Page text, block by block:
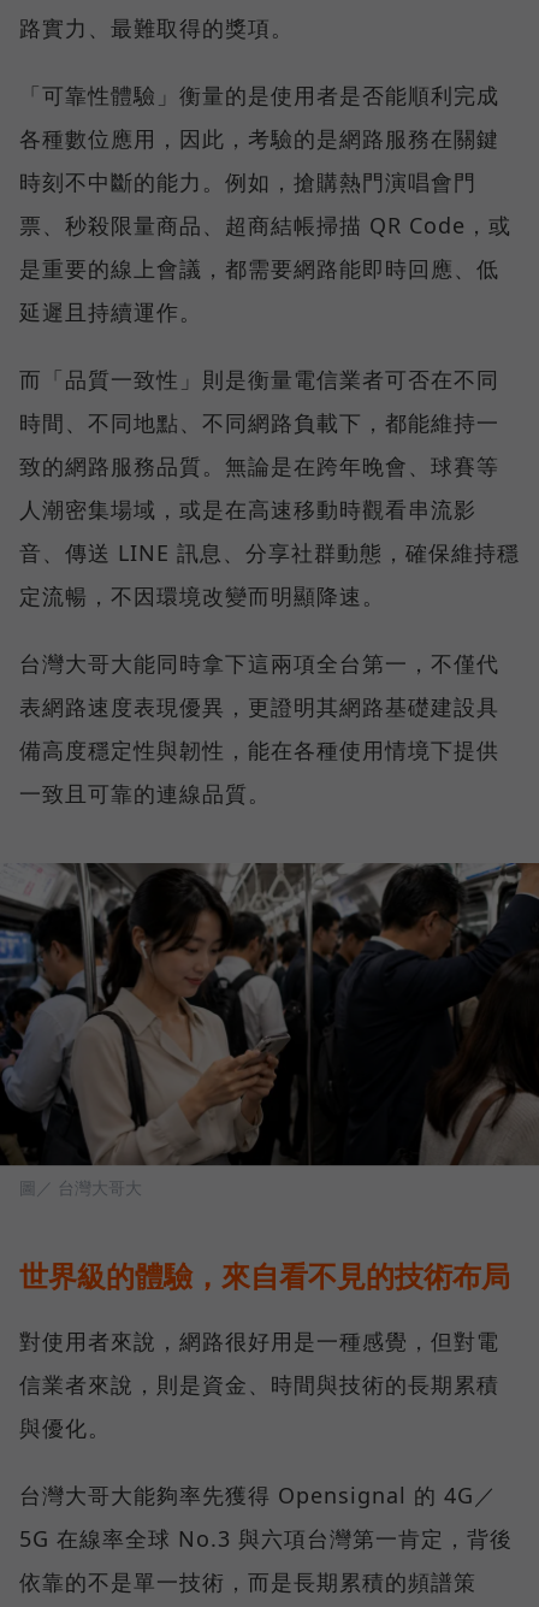
路實力、最難取得的獎項。
「可靠性體驗」衡量的是使用者是否能順利完成
各種數位應用，因此，考驗的是網路服務在關鍵
時刻不中斷的能力。例如，搶購熱門演唱會門
票、秒殺限量商品、超商結帳掃描 QR Code，或
是重要的線上會議，都需要網路能即時回應、低
延遲且持續運作。
而「品質一致性」則是衡量電信業者可否在不同
時間、不同地點、不同網路負載下，都能維持一
致的網路服務品質。無論是在跨年晚會、球賽等
人潮密集場域，或是在高速移動時觀看串流影
音、傳送 LINE 訊息、分享社群動態，確保維持穩
定流暢，不因環境改變而明顯降速。
台灣大哥大能同時拿下這兩項全台第一，不僅代
表網路速度表現優異，更證明其網路基礎建設具
備高度穩定性與韌性，能在各種使用情境下提供
一致且可靠的連線品質。
圖／ 台灣大哥大
世界級的體驗，來自看不見的技術布局
對使用者來說，網路很好用是一種感覺，但對電
信業者來說，則是資金、時間與技術的長期累積
與優化。
台灣大哥大能夠率先獲得 Opensignal 的 4G／
5G 在線率全球 No.3 與六項台灣第一肯定，背後
依靠的不是單一技術，而是長期累積的頻譜策